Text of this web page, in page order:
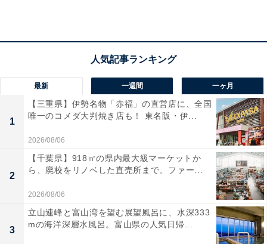
す。 お気に入りの持ち物に可愛く目印を付けられるだけ
でなく、上質な質感をあわせて楽しむことができます。
最新 一週間 一ヶ月
1
【三重県】伊勢名物「赤福」の直営店に、全国
唯一のコメダ大判焼き店も！ 東名阪・伊...
2026/08/06
2
【千葉県】918㎡の県内最大級マーケットか
ら、廃校をリノベした直売所まで。ファー...
2026/08/06
3
立山連峰と富山湾を望む展望風呂に、水深333
mの海洋深層水風呂。富山県の人気日帰...